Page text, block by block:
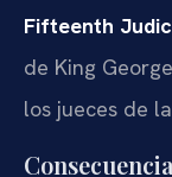
Fifteenth
de King
los jueces de